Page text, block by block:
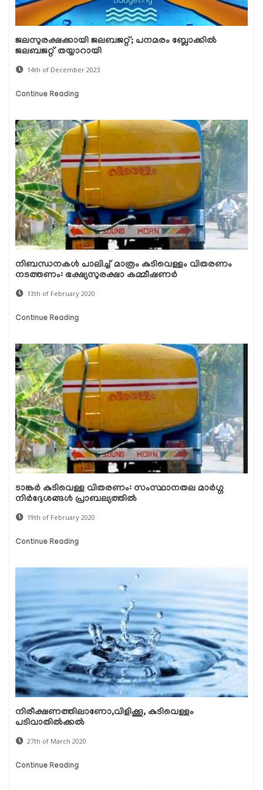
ജലസുരക്ഷക്കായി ജലബജറ്റ്; പനമരം ബ്ലോക്കില്‍
ജലബജറ്റ് തയ്യാറായി
14th of December 2023
Continue Reading
നിബന്ധനകള്‍ പാലിച്ച് മാത്രം കുടിവെള്ളം വിതരണം
നടത്തണം: ഭക്ഷ്യസുരക്ഷാ കമ്മീഷണര്‍
13th of February 2020
Continue Reading
ടാങ്കര്‍ കുടിവെള്ള വിതരണം: സംസ്ഥാനതല മാര്‍ഗ്ഗ
നിര്‍ദ്ദേശങ്ങള്‍ പ്രാബല്യത്തില്‍
19th of February 2020
Continue Reading
നിരീക്ഷണത്തിലാണോ,വിളിക്കൂ, കുടിവെള്ളം
പടിവാതില്‍ക്കല്‍
27th of March 2020
Continue Reading